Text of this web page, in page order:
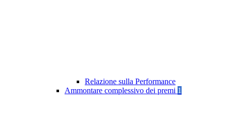
Relazione sulla Performance
Ammontare complessivo dei premi 1